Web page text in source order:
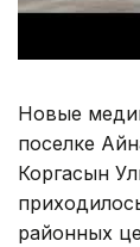
Новые
поселке
Коргасын
районных